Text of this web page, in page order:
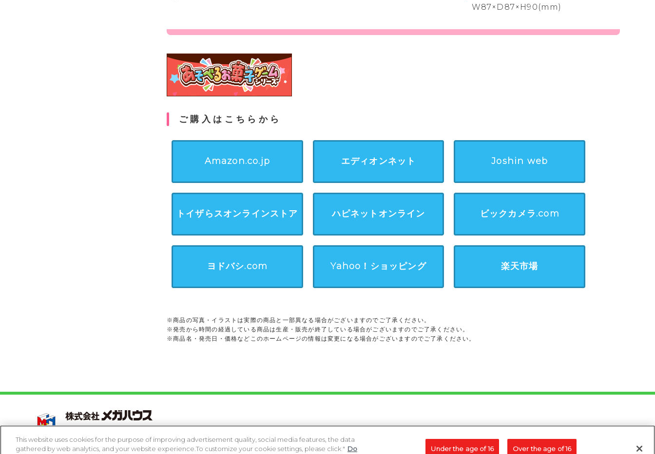
W87×D87×H90(mm)
ご購入はこちらから
Amazon.co.jp エディオンネット Joshin web
トイザらスオンラインストア ハピネットオンライン ビックカメラ.com
ヨドバシ.com Yahoo！ショッピング 楽天市場
※商品の写真・イラストは実際の商品と一部異なる場合がございますのでご了承ください。
※発売から時間の経過している商品は生産・販売が終了している場合がございますのでご了承ください。
※商品名・発売日・価格などこのホームページの情報は変更になる場合がございますのでご了承ください。
コピーライト一覧を表示する
This website uses cookies for the purpose of improving advertisement quality, social media features, the data
gathered by web analytics, and your website experience.To customize your cookie settings, please click " Do Under the age of 16 Over the age of 16